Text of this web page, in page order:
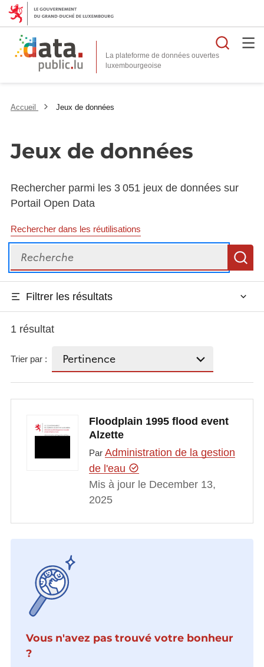
La plateforme de données ouvertes
Accueil Jeux de données
Jeux de données
Rechercher parmi les 3 051 jeux de données sur
Portail Open Data
Rechercher dans les réutilisations
Recherche
Filtrer les résultats
1 résultat
Trier par :
Floodplain 1995 flood event
Alzette
Par Administration de la gestion
de l'eau
Mis à jour le December 13,
2025
Vous n'avez pas trouvé votre bonheur
?